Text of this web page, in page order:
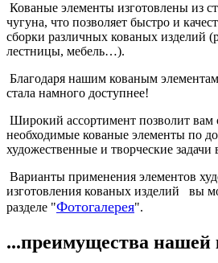
Кованые элементы изготовлены из
чугуна, что позволяет быстро и
сборки различных кованых изделий
лестницы, мебель…).
Благодаря нашим кованым
стала намного доступнее!
Широкий ассортимент позволит вам
необходимые кованые элементы по
художественные и творческие задачи
Варианты применения элементов
изготовления кованых изделий вы
разделе "Фотогалерея".
...преимущества нашей